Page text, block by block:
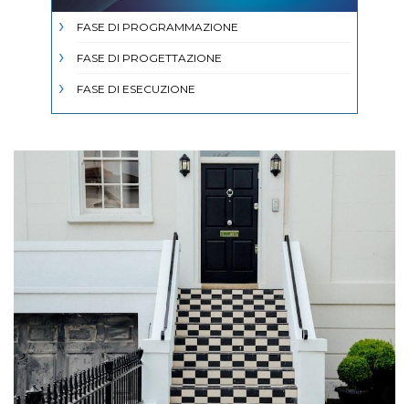
FASE DI PROGRAMMAZIONE
FASE DI PROGETTAZIONE
FASE DI ESECUZIONE